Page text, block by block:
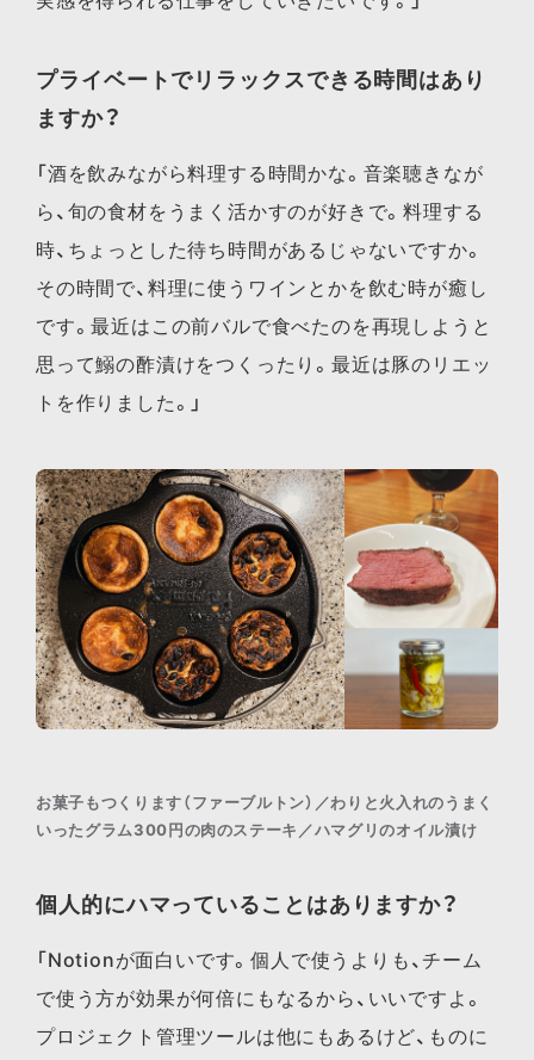
プライベートでリラックスできる時間はあり
ますか？
「酒を飲みながら料理する時間かな。音楽聴きなが
ら、旬の食材をうまく活かすのが好きで。料理する
時、ちょっとした待ち時間があるじゃないですか。
その時間で、料理に使うワインとかを飲む時が癒し
です。最近はこの前バルで食べたのを再現しようと
思って鰯の酢漬けをつくったり。最近は豚のリエッ
トを作りました。」
お菓子もつくります（ファーブルトン）／わりと火入れのうまく
いったグラム300円の肉のステーキ／ハマグリのオイル漬け
個人的にハマっていることはありますか？
「Notionが面白いです。個人で使うよりも、チーム
で使う方が効果が何倍にもなるから、いいですよ。
プロジェクト管理ツールは他にもあるけど、ものに